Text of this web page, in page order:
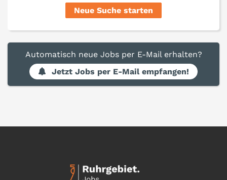
Neue Suche starten
Automatisch neue Jobs per E-Mail erhalten?
Jetzt Jobs per E-Mail empfangen!